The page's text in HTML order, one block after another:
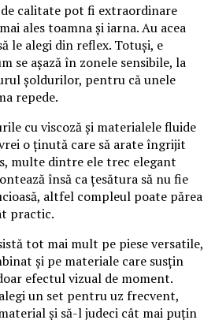
calitate pot fi extraordinare
ales toamna și iarna. Au acea
le alegi din reflex. Totuși, e
se așază în zonele sensibile, la
șoldurilor, pentru că unele
repede.
cu viscoză și materialele fluide
o ținută care să arate îngrijit
multe dintre ele trec elegant
însă ca țesătura să nu fie
altfel compleul poate părea
practic.
tot mai mult pe piese versatile,
și pe materiale care susțin
efectul vizual de moment.
un set pentru uz frecvent,
și să-l judeci cât mai puțin